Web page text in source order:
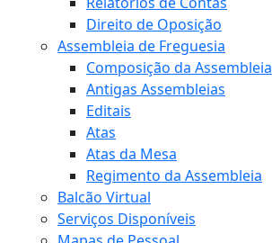
Direito de Oposição
Assembleia de Freguesia
Composição da Assembleia
Antigas Assembleias
Editais
Atas
Atas da Mesa
Regimento da Assembleia
Balcão Virtual
Serviços Disponíveis